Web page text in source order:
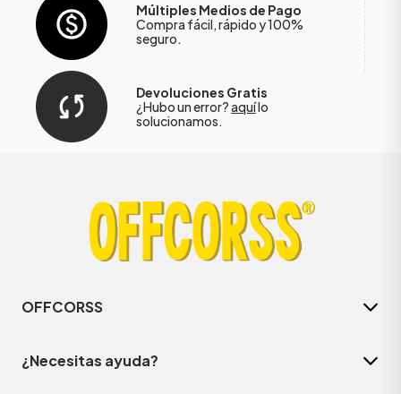
Múltiples Medios de Pago
Compra fácil, rápido y 100%
seguro.
Devoluciones Gratis
¿Hubo un error?aquílo
solucionamos.
OFFCORSS
¿Necesitas ayuda?